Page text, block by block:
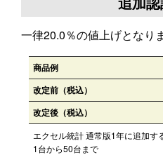
一律20.0％の値上げとなりま
商品例
改定前（税込）
改定後（税込）
エクセル統計 通常版1年に追加す
1台から50台まで